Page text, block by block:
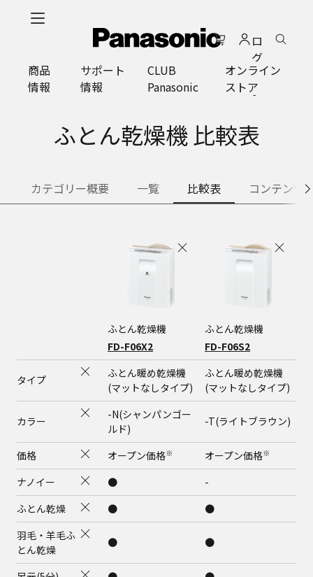
プ
ロ
グ
イ
ン
商品
情報
サポート
情報
CLUB
Panasonic
オンライン
ストア
ふとん乾燥機 比較表
カテゴリー概要 一覧 比較表 コンテンツ
ふとん乾燥機
FD-F06X2
ふとん乾燥機
FD-F06S2
タイプ
ふとん暖め乾燥機
(マットなしタイプ)
ふとん暖め乾燥機
(マットなしタイプ)
カラー
-N(シャンパンゴー
ルド)
-T(ライトブラウン)
価格 オープン価格※ オープン価格※
ナノイー ●
-
ふとん乾燥
●
●
羽毛・羊毛ふ
とん乾燥
● ●